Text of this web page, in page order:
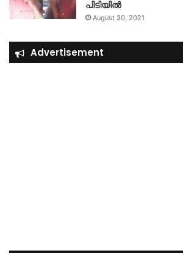
പിടിയിൽ
August 30, 2021
Advertisement